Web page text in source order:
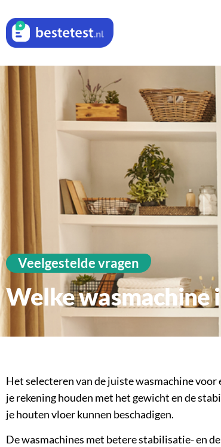
Veelgestelde vragen
Welke
Het selecteren van de juiste wasmachine
je rekening houden met het gewicht en de
je houten vloer kunnen beschadigen.
De wasmachines met betere stabilisatie- en